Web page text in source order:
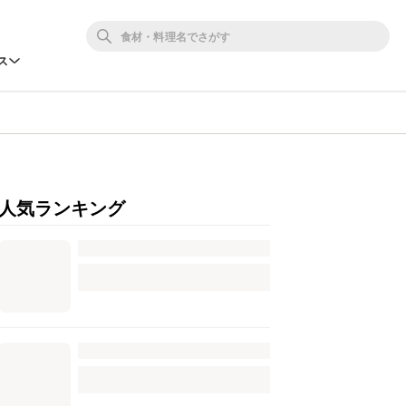
人気ランキング